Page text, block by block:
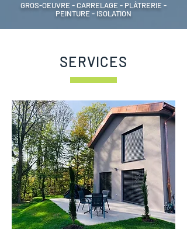
GROS-OEUVRE - CARRELAGE - PLÂTRERIE -
PEINTURE - ISOLATION
SERVICES